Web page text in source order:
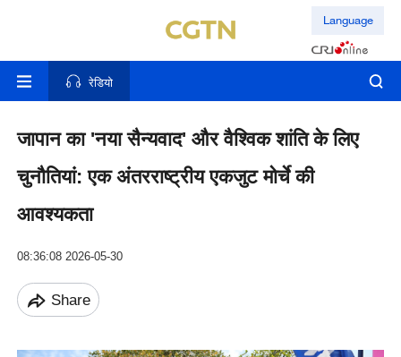
Language
रेडियो
जापान का 'नया सैन्यवाद' और वैश्विक शांति के लिए
चुनौतियां: एक अंतरराष्ट्रीय एकजुट मोर्चे की
आवश्यकता
08:36:08 2026-05-30
Share